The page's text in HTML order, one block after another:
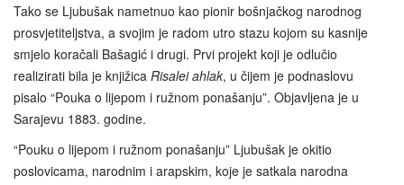
Tako se Ljubušak nametnuo kao pionir bošnjačkog narodnog
prosvjetiteljstva, a svojim je radom utro stazu kojom su kasnije
smjelo koračali Bašagić i drugi. Prvi projekt koji je odlučio
realizirati bila je knjižica Risalei ahlak, u čijem je podnaslovu
pisalo “Pouka o lijepom i ružnom ponašanju”. Objavljena je u
Sarajevu 1883. godine.
“Pouku o lijepom i ružnom ponašanju” Ljubušak je okitio
poslovicama, narodnim i arapskim, koje je satkala narodna